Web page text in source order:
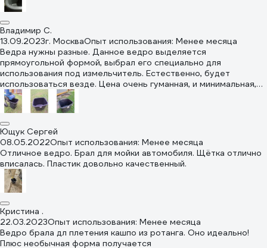
Владимир С.
13.09.2023г. МоскваОпыт использования: Менее месяца
Ведра нужны разные. Данное ведро выделяется
прямоугольной формой, выбрал его специально для
использования под измельчитель. Естественно, будет
использоваться везде. Цена очень гуманная, и минимальная,
по сравнению с другими ритейлерами. Ожидать за эту цену
особой прочности не следует. На ручку одел кусочек шланга
газового.
Ющук Сергей
08.05.2022Опыт использования: Менее месяца
Отличное ведро. Брал для мойки автомобиля. Щётка отлично
вписалась. Пластик довольно качественный.
Кристина .
22.03.2023Опыт использования: Менее месяца
Ведро брала дл плетения кашпо из ротанга. Оно идеально!
Плюс необычная форма получается